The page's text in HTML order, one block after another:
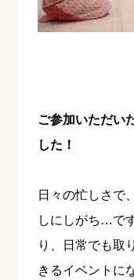
ご参加いただい
した！
日々の忙しさで
しにしがち…で
り、日常でも取
きるイベントに